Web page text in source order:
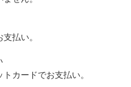
払い。
カードでお支払い。